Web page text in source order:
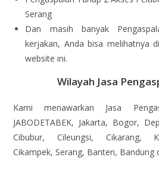
Serang
Dan masih banyak
kerjakan, Anda bisa melihatnya di
website ini.
Wilayah Jasa
Kami menawarkan Jasa
JABODETABEK, Jakarta, Bogor,
Cibubur, Cileungsi, Cikarang,
Cikampek, Serang, Banten, Bandung